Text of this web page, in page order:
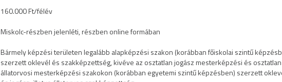
160.000 Ft/félév
Miskolc-részben jelenléti, részben online formában
Bármely képzési területen legalább alapképzési szakon (korábban főiskolai szintű
szerzett oklevél és szakképzettség, kivéve az osztatlan jogász mesterképzési és osztatlan
állatorvosi mesterképzési szakokon (korábban egyetemi szintű képzésben) szerzett